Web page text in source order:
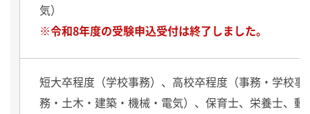
気）
※令和8年度の受験申込受付は終了しました。
短大卒程度（学校事務）、高校卒程度（事務・学校事
務・土木・建築・機械・電気）、保育士、栄養士、動